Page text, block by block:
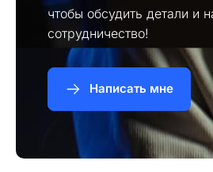
чтобы обсудить детали и
сотрудничество!
Написать мне